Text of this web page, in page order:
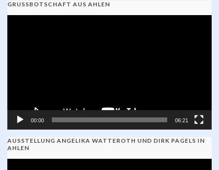
GRUSSBOTSCHAFT AUS AHLEN
00:00 06:21
AUSSTELLUNG ANGELIKA WATTEROTH UND DIRK PAGELS IN
AHLEN